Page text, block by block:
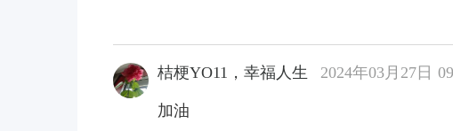
桔梗YO11，幸福人生 2024年03月27日
加油